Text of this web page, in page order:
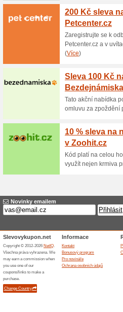
Každý nákup,
zůstává
do e-shopu k
40 %
100%
5 990 Kč
2000 JUNIOR
nabídka platí